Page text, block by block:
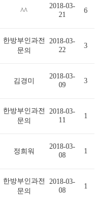
^^
2018-03-
21
6
한방부인과전
문의
2018-03-
22
3
김경미
2018-03-
09
3
한방부인과전
문의
2018-03-
11
1
정희워
2018-03-
08
1
한방부인과전
문의
2018-03-
08
1